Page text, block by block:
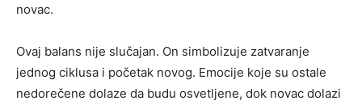
novac.
Ovaj balans nije slučajan. On simbolizuje zatvaranje
jednog ciklusa i početak novog. Emocije koje su ostale
nedorečene dolaze da budu osvetljene, dok novac dolazi